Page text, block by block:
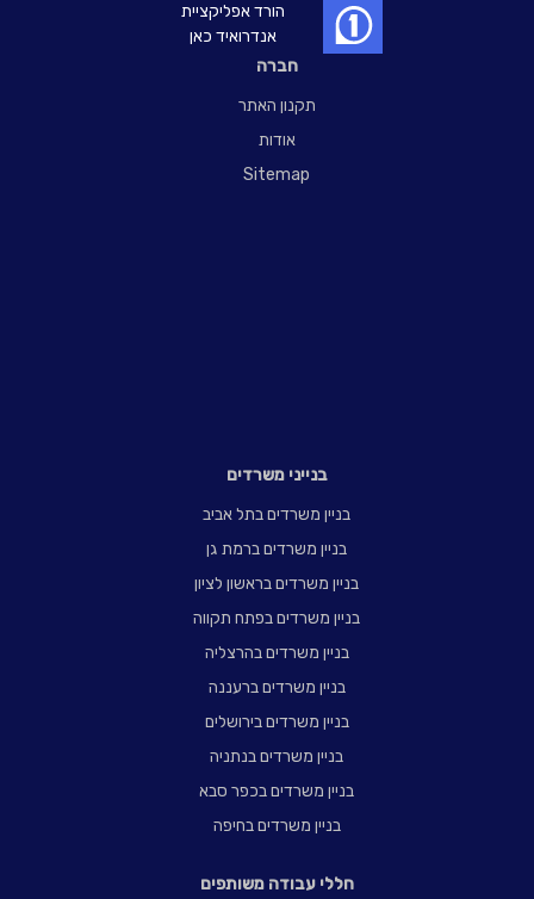
חברה
תקנון האתר
אודות
Sitemap
בנייני משרדים
בניין משרדים בתל אביב
בניין משרדים ברמת גן
בניין משרדים בראשון לציון
בניין משרדים בפתח תקווה
בניין משרדים בהרצליה
בניין משרדים ברעננה
בניין משרדים בירושלים
בניין משרדים בנתניה
בניין משרדים בכפר סבא
בניין משרדים בחיפה
חללי עבודה משותפים
הורד אפליקציית
אנדרואיד כאן